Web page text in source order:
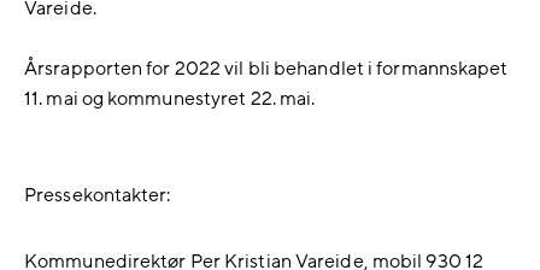
Vareide.
Årsrapporten for 2022 vil bli behandlet i formannskapet
11. mai og kommunestyret 22. mai.
Pressekontakter:
Kommunedirektør Per Kristian Vareide, mobil 930 12